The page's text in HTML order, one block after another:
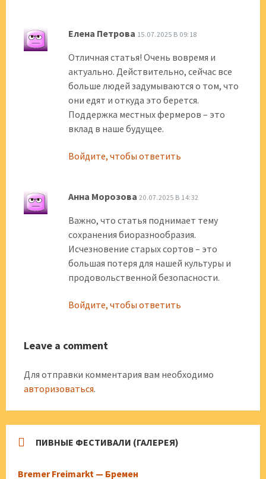
Елена Петрова 15.07.2025 В 09:18
Отличная статья! Очень вовремя и
актуально. Действительно, сейчас все
больше людей задумываются о том, что
они едят и откуда это берется.
Поддержка местных фермеров – это
вклад в наше будущее.
Войдите, чтобы ответить
Анна Морозова 20.07.2025 В 14:32
Важно, что статья поднимает тему
сохранения биоразнообразия.
Исчезновение старых сортов – это
большая потеря для нашей культуры и
продовольственной безопасности.
Войдите, чтобы ответить
Leave a comment
Для отправки комментария вам необходимо
авторизоваться.
ПИВНЫЕ ФЕСТИВАЛИ (ГАЛЕРЕЯ)
Bremer Freimarkt — Бремен